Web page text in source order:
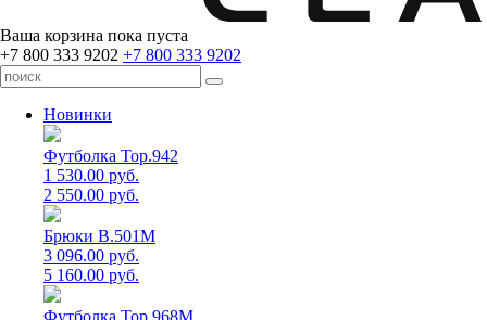
Ваша корзина пока пуста
+7 800 333 9202 +7 800 333 9202
Новинки
Футболка Top.942
1 530.00 руб.
2 550.00 руб.
Брюки B.501M
3 096.00 руб.
5 160.00 руб.